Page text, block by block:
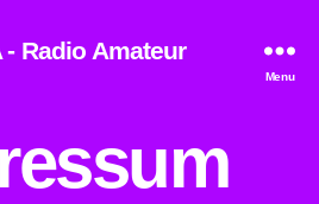
- Radio Amateur
Menu